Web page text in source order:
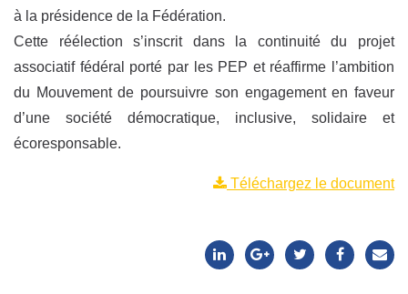
à la présidence de la Fédération.
Cette réélection s’inscrit dans la continuité du projet
associatif fédéral porté par les PEP et réaffirme l’ambition
du Mouvement de poursuivre son engagement en faveur
d’une société démocratique, inclusive, solidaire et
écoresponsable.
Téléchargez le document